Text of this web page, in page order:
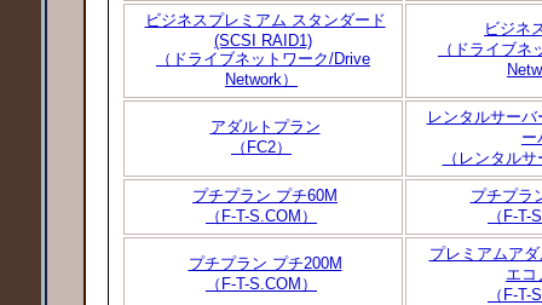
ビジネスプレミアム スタンダード
(SCSI RAID1)
（ドライブネットワーク/Drive
Network）
ビジネ
（ドライブ
アダルトプラン
（FC2）
レンタルサー
ー
（レンタル
プチプラン プチ60M
（F-T-S.COM）
プチプラ
（F-T-
プチプラン プチ200M
（F-T-S.COM）
プレミアムア
エコ
（F-T-